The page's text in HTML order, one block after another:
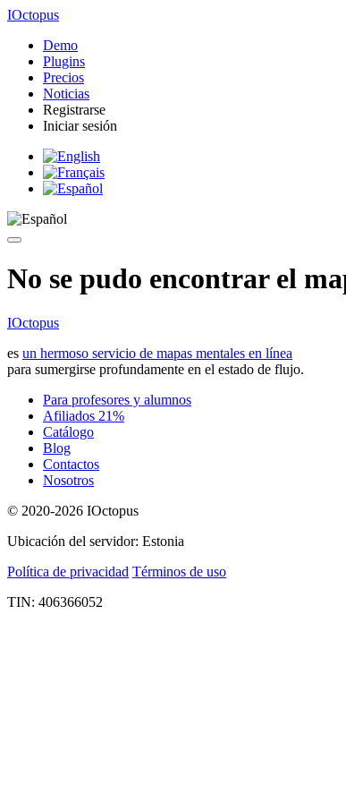
IOctopus
Demo
Plugins
Precios
Noticias
Registrarse
Iniciar sesión
No se pudo encontrar el
IOctopus
es un hermoso servicio de mapas mentales en línea
para sumergirse profundamente en el estado de flujo.
Para profesores y alumnos
Afiliados 21%
Catálogo
Blog
Contactos
Nosotros
© 2020-2026 IOctopus
Ubicación del servidor: Estonia
Política de privacidad Términos de uso
TIN: 406366052